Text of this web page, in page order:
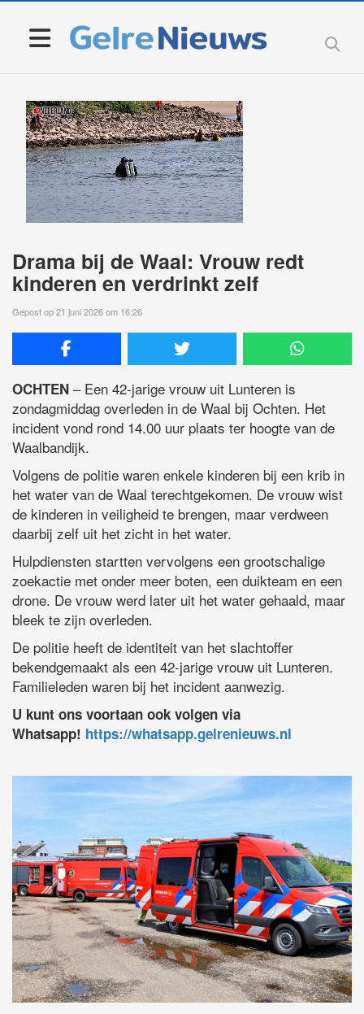
Drama bij de Waal: Vrouw redt
kinderen en verdrinkt zelf
Gepost op 21 juni 2026 om 16:26
OCHTEN – Een 42-jarige vrouw uit Lunteren is
zondagmiddag overleden in de Waal bij Ochten. Het
incident vond rond 14.00 uur plaats ter hoogte van de
Waalbandijk.
Volgens de politie waren enkele kinderen bij een krib in
het water van de Waal terechtgekomen. De vrouw wist
de kinderen in veiligheid te brengen, maar verdween
daarbij zelf uit het zicht in het water.
Hulpdiensten startten vervolgens een grootschalige
zoekactie met onder meer boten, een duikteam en een
drone. De vrouw werd later uit het water gehaald, maar
bleek te zijn overleden.
De politie heeft de identiteit van het slachtoffer
bekendgemaakt als een 42-jarige vrouw uit Lunteren.
Familieleden waren bij het incident aanwezig.
U kunt ons voortaan ook volgen via
Whatsapp! https://whatsapp.gelrenieuws.nl